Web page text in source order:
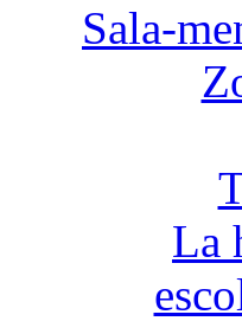
Sala-
La